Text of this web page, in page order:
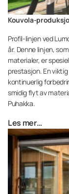
Kouvola-
Profil-linjen ved
år. Denne linjen,
materialer, er
prestasjon. En
kontinuerlig
smidig flyt av
Puhakka.
Les mer…